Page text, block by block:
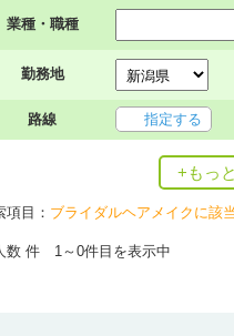
業種・職種
勤務地
路線 指定する
+もっ
項目： ブライダルヘアメイクに該
数 件 1～0件目を表示中